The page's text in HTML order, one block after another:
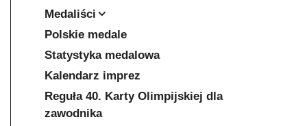
Medaliści
Polskie medale
Statystyka medalowa
Kalendarz imprez
Reguła 40. Karty Olimpijskiej dla
zawodnika